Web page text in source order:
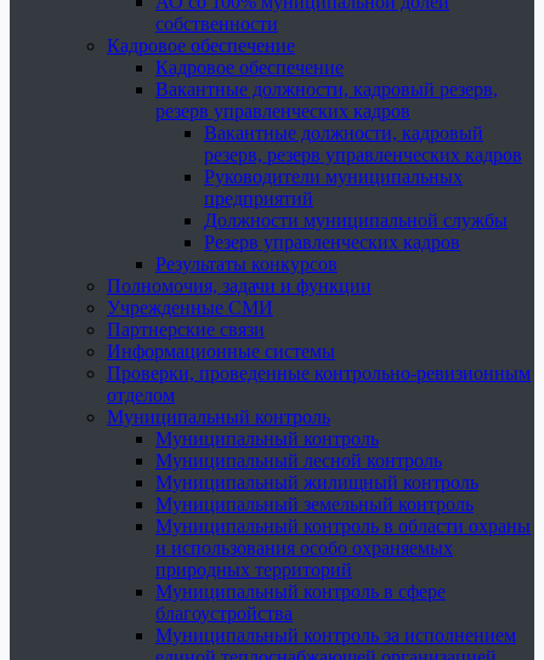
собственности
Кадровое обеспечение
Кадровое обеспечение
Вакантные должности, кадровый резерв,
резерв управленческих кадров
Вакантные должности, кадровый
резерв, резерв управленческих кадров
Руководители муниципальных
предприятий
Должности муниципальной службы
Резерв управленческих кадров
Результаты конкурсов
Полномочия, задачи и функции
Учрежденные СМИ
Партнерские связи
Информационные системы
Проверки, проведенные контрольно-ревизионным
отделом
Муниципальный контроль
Муниципальный контроль
Муниципальный лесной контроль
Муниципальный жилищный контроль
Муниципальный земельный контроль
Муниципальный контроль в области охраны
и использования особо охраняемых
природных территорий
Муниципальный контроль в сфере
благоустройства
Муниципальный контроль за исполнением